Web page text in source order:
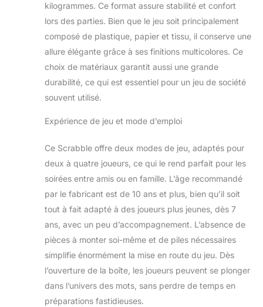
et le sac en tissu
est conçu à partir
de plastique recyclé
Deux jeux en un !
comme vous en
avez l’habitude… ou
plus rapide,
stratégique que la
version classique !
pivote facilement et
les cases sont
creuses pour que
les tuiles restent
kilogrammes. Ce format assure stabilité et confort
lors des parties. Bien que le jeu soit principalement
composé de plastique, papier et tissu, il conserve une
allure élégante grâce à ses finitions multicolores. Ce
choix de matériaux garantit aussi une grande
durabilité, ce qui est essentiel pour un jeu de société
souvent utilisé.
Expérience de jeu et mode d’emploi
Ce Scrabble offre deux modes de jeu, adaptés pour
deux à quatre joueurs, ce qui le rend parfait pour les
soirées entre amis ou en famille. L’âge recommandé
par le fabricant est de 10 ans et plus, bien qu’il soit
tout à fait adapté à des joueurs plus jeunes, dès 7
ans, avec un peu d’accompagnement. L’absence de
pièces à monter soi-même et de piles nécessaires
simplifie énormément la mise en route du jeu. Dès
l’ouverture de la boîte, les joueurs peuvent se plonger
dans l’univers des mots, sans perdre de temps en
préparations fastidieuses.